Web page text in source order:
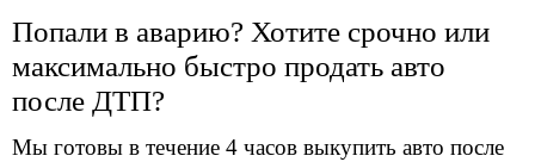
Попали в аварию? Хотите срочно или
максимально быстро продать авто
после ДТП?
Мы готовы в течение 4 часов выкупить авто после